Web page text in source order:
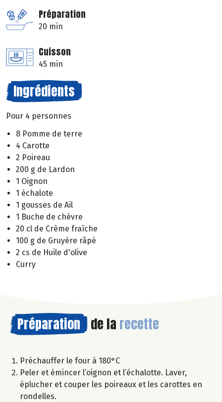
Préparation
20 min
Cuisson
45 min
Ingrédients
Pour 4 personnes
8 Pomme de terre
4 Carotte
2 Poireau
200 g de Lardon
1 Oignon
1 échalote
1 gousses de Ail
1 Buche de chèvre
20 cl de Crème fraîche
100 g de Gruyère râpé
2 cs de Huile d'olive
Curry
Préparation de la recette
Préchauffer le four à 180°C
Peler et émincer l’oignon et l’échalotte. Laver,
éplucher et couper les poireaux et les carottes en
rondelles.